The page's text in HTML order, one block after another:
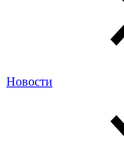
Новости